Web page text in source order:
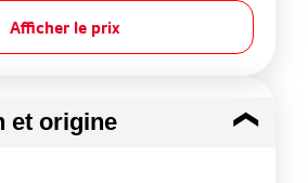
Afficher le prix
et origine